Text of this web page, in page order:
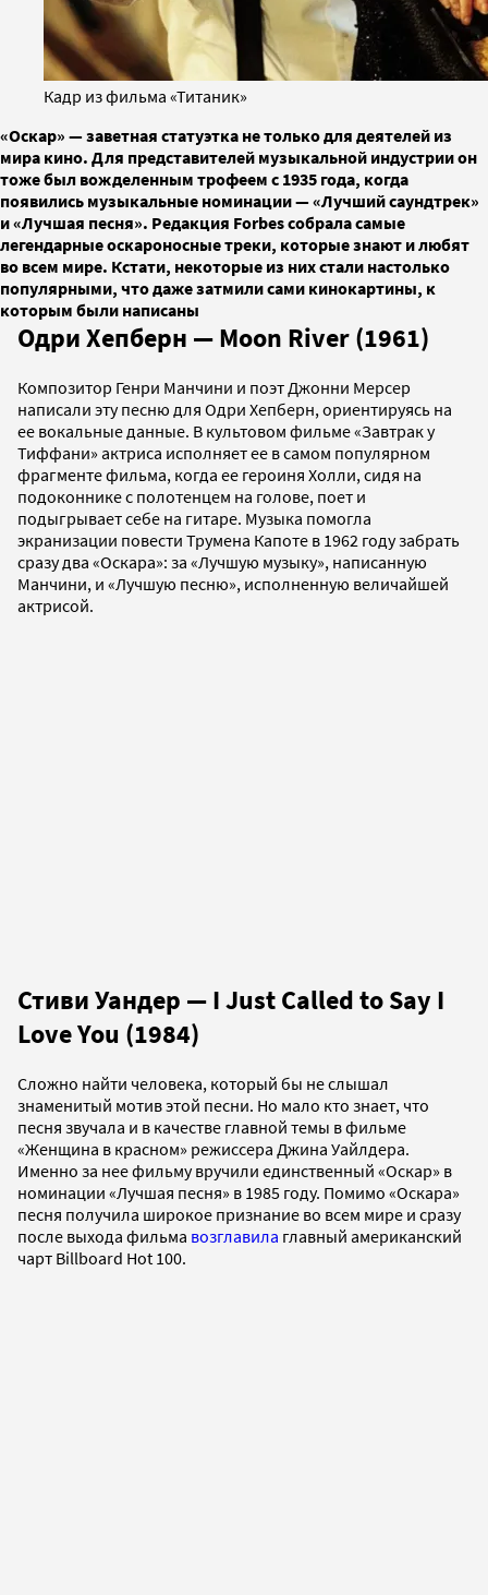
Кадр из фильма «Титаник»
«Оскар» — заветная статуэтка не только для деятелей из
мира кино. Для представителей музыкальной индустрии он
тоже был вожделенным трофеем с 1935 года, когда
появились музыкальные номинации — «Лучший саундтрек»
и «Лучшая песня». Редакция Forbes собрала самые
легендарные оскароносные треки, которые знают и любят
во всем мире. Кстати, некоторые из них стали настолько
популярными, что даже затмили сами кинокартины, к
которым были написаны
Одри Хепберн — Moon River (1961)
Композитор Генри Манчини и поэт Джонни Мерсер
написали эту песню для Одри Хепберн, ориентируясь на
ее вокальные данные. В культовом фильме «Завтрак у
Тиффани» актриса исполняет ее в самом популярном
фрагменте фильма, когда ее героиня Холли, сидя на
подоконнике с полотенцем на голове, поет и
подыгрывает себе на гитаре. Музыка помогла
экранизации повести Трумена Капоте в 1962 году забрать
сразу два «Оскара»: за «Лучшую музыку», написанную
Манчини, и «Лучшую песню», исполненную величайшей
актрисой.
Стиви Уандер — I Just Called to Say I
Love You (1984)
Сложно найти человека, который бы не слышал
знаменитый мотив этой песни. Но мало кто знает, что
песня звучала и в качестве главной темы в фильме
«Женщина в красном» режиссера Джина Уайлдера.
Именно за нее фильму вручили единственный «Оскар» в
номинации «Лучшая песня» в 1985 году. Помимо «Оскара»
песня получила широкое признание во всем мире и сразу
после выхода фильма возглавила главный американский
чарт Billboard Hot 100.